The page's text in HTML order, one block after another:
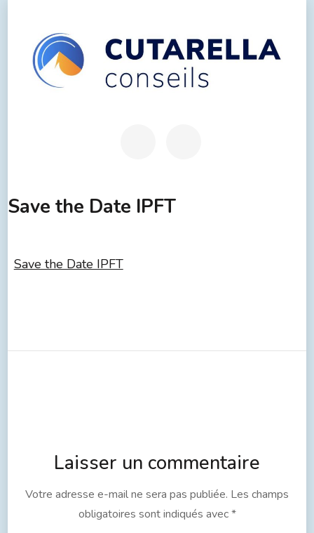
Save the Date IPFT
Save the Date IPFT
Laisser un commentaire
Votre adresse e-mail ne sera pas publiée. Les champs
obligatoires sont indiqués avec*